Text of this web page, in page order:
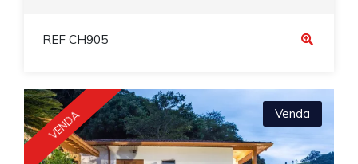
REF CH905
VENDA Venda